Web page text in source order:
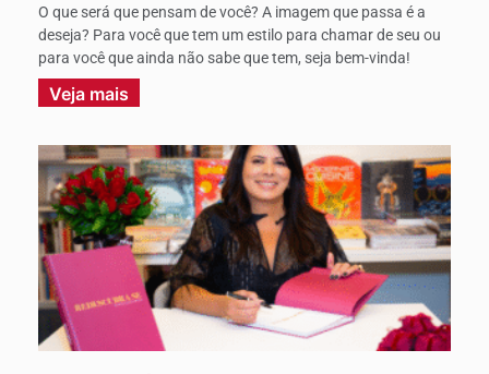
O que será que pensam de você? A imagem que passa é a
deseja? Para você que tem um estilo para chamar de seu ou
para você que ainda não sabe que tem, seja bem-vinda!
Veja mais